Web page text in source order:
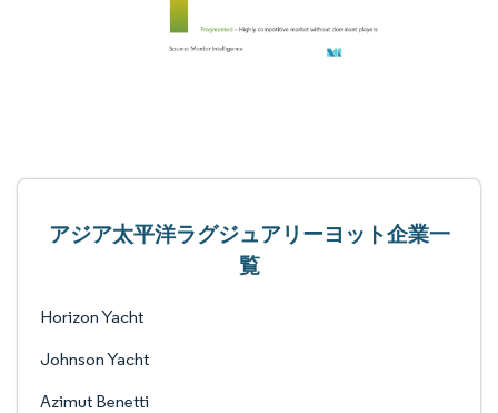
アジア太平洋ラグジュアリーヨット企業一
覧
Horizon Yacht
Johnson Yacht
Azimut Benetti